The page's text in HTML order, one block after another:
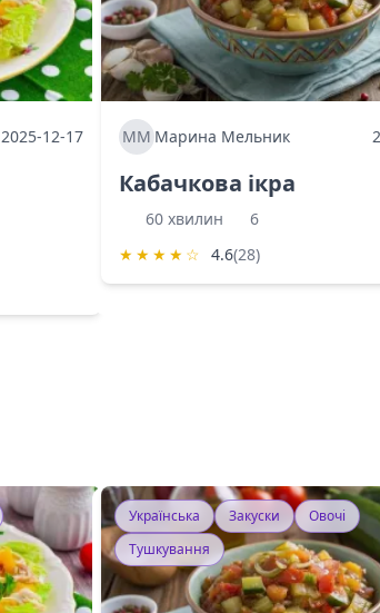
2025-12-17 ММ Марина Мельник
Кабачкова ікра
60 хвилин
6
★ ★ ★ ★ ☆ 4.6(28)
Українська Закуски
Овочі
Тушкування